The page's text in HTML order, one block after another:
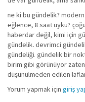
ne ki bu gündelik?
eğlence, 8 saat uyku?
haberdar değil, kimi için
gündelik. devrimci
gündeliği. gündelik bir
birim gibi görünüyor
düşünülmeden edilen
Yorum yapmak için giriş